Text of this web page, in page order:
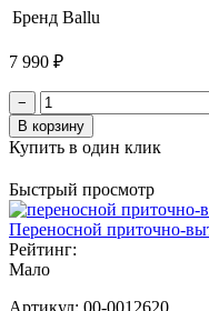
Бренд Ballu
7 990 ₽
−
В корзину
Купить в один клик
Быстрый просмотр
Переносной приточно-
Рейтинг:
Мало
Артикул: 00-0012620